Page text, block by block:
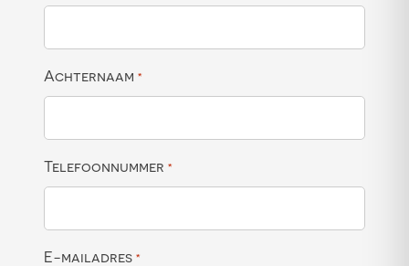
Achternaam *
Telefoonnummer *
E-mailadres *